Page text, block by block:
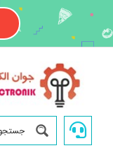
content